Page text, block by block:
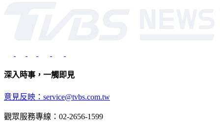
深入時事，一觸即見
意見反映：service@tvbs.com.tw
觀眾服務專線：02-2656-1599